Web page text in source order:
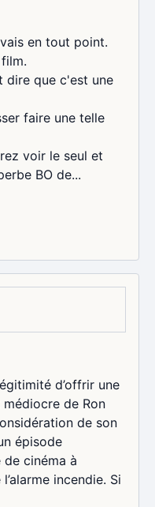
en tout point.
dire que c'est une
faire une telle
voir le seul et
BO de...
d’offrir une
de Ron
de son
épisode
cinéma à
incendie. Si